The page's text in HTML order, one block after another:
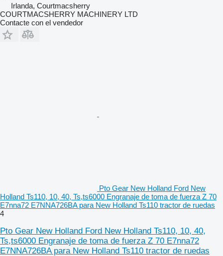
Irlanda, Courtmacsherry
COURTMACSHERRY MACHINERY LTD
Contacte con el vendedor
Pto Gear New Holland Ford New
Holland Ts110, 10, 40, Ts,ts6000 Engranaje de toma de fuerza Z 70
E7nna72 E7NNA726BA para New Holland Ts110 tractor de ruedas
4
Pto Gear New Holland Ford New Holland Ts110, 10, 40,
Ts,ts6000 Engranaje de toma de fuerza Z 70 E7nna72
E7NNA726BA para New Holland Ts110 tractor de ruedas